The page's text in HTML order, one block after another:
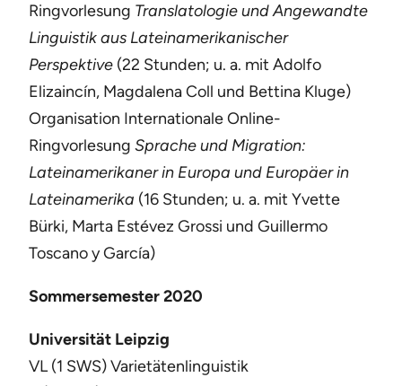
Ringvorlesung Translatologie und Angewandte
Linguistik aus Lateinamerikanischer
Perspektive (22 Stunden; u. a. mit Adolfo
Elizaincín, Magdalena Coll und Bettina Kluge)
Organisation Internationale Online-
Ringvorlesung Sprache und Migration:
Lateinamerikaner in Europa und Europäer in
Lateinamerika (16 Stunden; u. a. mit Yvette
Bürki, Marta Estévez Grossi und Guillermo
Toscano y García)
Sommersemester 2020
Universität Leipzig
VL (1 SWS) Varietätenlinguistik